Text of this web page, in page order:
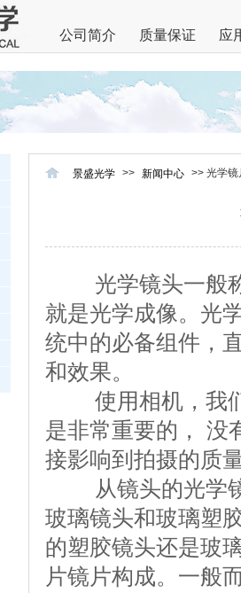
公司简介 质量保证 应
景盛光学 >> 新闻中心 >> 光学
光学镜头一般称
就是光学成像。光
统中的必备组件，
和效果。
使用相机，我们
是非常重要的， 没
接影响到拍摄的质
从镜头的光学镜
玻璃镜头和玻璃塑
的塑胶镜头还是玻
片镜片构成。一般